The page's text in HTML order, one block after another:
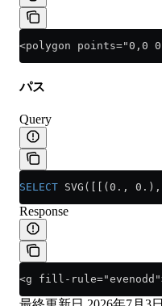
<polygon points="0,0
パス
Query
SELECT SVG([[(0.,
Response
<g fill-